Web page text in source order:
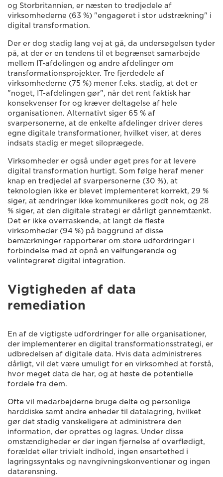
og Storbritannien, er næsten to tredjedele af
virksomhederne (63 %) "engageret i stor udstrækning" i
digital transformation.
Der er dog stadig lang vej at gå, da undersøgelsen tyder
på, at der er en tendens til et begrænset samarbejde
mellem IT-afdelingen og andre afdelinger om
transformationsprojekter. Tre fjerdedele af
virksomhederne (75 %) mener f.eks. stadig, at det er
"noget, IT-afdelingen gør", når det rent faktisk har
konsekvenser for og kræver deltagelse af hele
organisationen. Alternativt siger 65 % af
svarpersonerne, at de enkelte afdelinger driver deres
egne digitale transformationer, hvilket viser, at deres
indsats stadig er meget siloprægede.
Virksomheder er også under øget pres for at levere
digital transformation hurtigt. Som følge heraf mener
knap en tredjedel af svarpersonerne (30 %), at
teknologien ikke er blevet implementeret korrekt, 29 %
siger, at ændringer ikke kommunikeres godt nok, og 28
% siger, at den digitale strategi er dårligt gennemtænkt.
Det er ikke overraskende, at langt de fleste
virksomheder (94 %) på baggrund af disse
bemærkninger rapporterer om store udfordringer i
forbindelse med at opnå en velfungerende og
velintegreret digital integration.
Vigtigheden af data
remediation
En af de vigtigste udfordringer for alle organisationer,
der implementerer en digital transformationsstrategi, er
udbredelsen af digitale data. Hvis data administreres
dårligt, vil det være umuligt for en virksomhed at forstå,
hvor meget data de har, og at høste de potentielle
fordele fra dem.
Ofte vil medarbejderne bruge delte og personlige
harddiske samt andre enheder til datalagring, hvilket
gør det stadig vanskeligere at administrere den
information, der oprettes og lagres. Under disse
omstændigheder er der ingen fjernelse af overflødigt,
forældet eller trivielt indhold, ingen ensartethed i
lagringssyntaks og navngivningskonventioner og ingen
datarensning.